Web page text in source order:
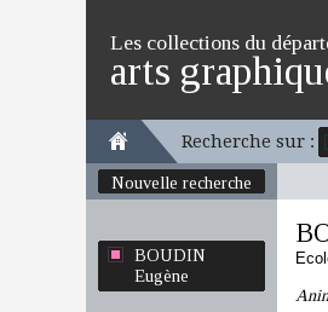
Les collections du
arts
Recherche sur :
Nouvelle recherche
BOUDIN
Eugène